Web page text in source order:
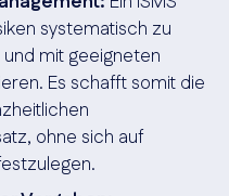
systematisch zu
mit geeigneten
Es schafft somit die
ohne sich auf